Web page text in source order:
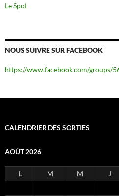
Le Spot
NOUS SUIVRE SUR FACEBOOK
https://www.facebook.com/groups/
CALENDRIER DES SORTIES
AOÛT 2026
L M M J